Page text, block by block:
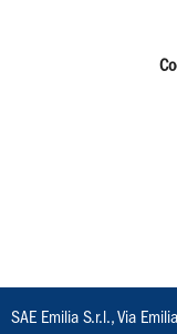
SAE Emilia S.r.l., Via